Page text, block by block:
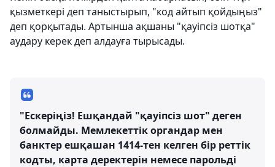
қызметкері деп таныстырып, "код айтып қойдыңыз"
деп қорқытады. Артынша ақшаны "қауіпсіз шотқа"
аудару керек деп алдауға тырысады.
"Ескеріңіз! Ешқандай "қауіпсіз шот" деген
болмайды. Мемлекеттік органдар мен
банктер ешқашан 1414-тен келген бір реттік
кодты, карта деректерін немесе парольді